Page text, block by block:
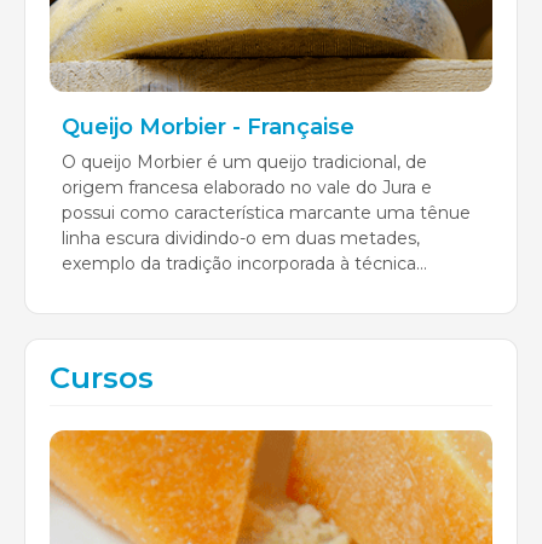
Queijo Morbier - Française
O queijo Morbier é um queijo tradicional, de
origem francesa elaborado no vale do Jura e
possui como característica marcante uma tênue
linha escura dividindo-o em duas metades,
exemplo da tradição incorporada à técnica...
Cursos